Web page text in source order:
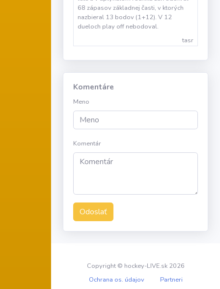
68 zápasov základnej časti, v ktorých
nazbieral 13 bodov (1+12). V 12
dueloch play off nebodoval.
tasr
Komentáre
Meno
Komentár
Odoslať
Copyright © hockey-LIVE.sk 2026
Ochrana os. údajov
Partneri